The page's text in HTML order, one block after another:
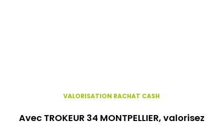
VALORISATION RACHAT CASH
Avec TROKEUR 34 MONTPELLIER, valorisez